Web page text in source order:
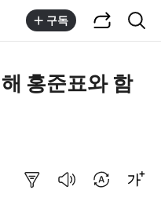
구독
홍준표와 함